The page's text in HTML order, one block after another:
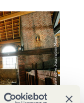
© Regionalinitiative „Faszination Mosel"